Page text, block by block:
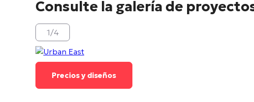
Consulte la galería de
1/4
Precios y diseños